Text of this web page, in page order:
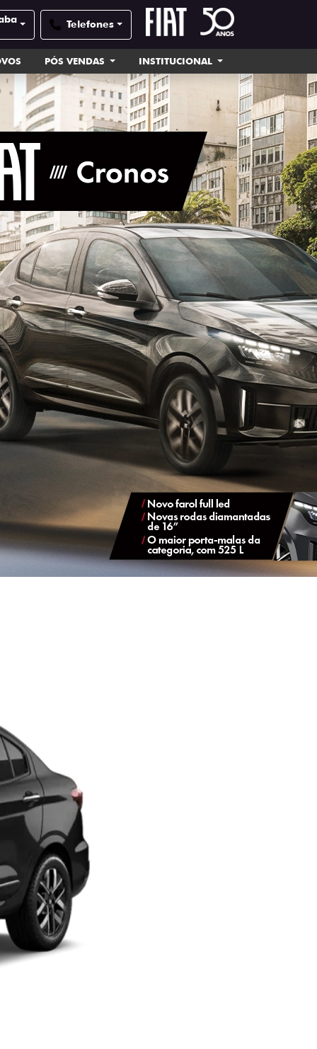
Telefones
PÓS VENDAS INSTITUCIONAL